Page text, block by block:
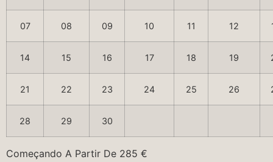
07 08 09 10 11 12
14 15 16 17 18 19
21 22 23 24 25 26
28 29 30
Começando A Partir De 285 €